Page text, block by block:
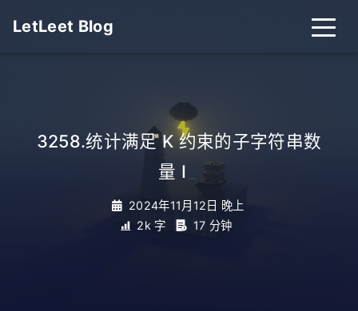
LetLeet Blog
3258.统计满足 K 约束的子字符串数
量 I
2024年11月12日 晚上
2k 字
17 分钟